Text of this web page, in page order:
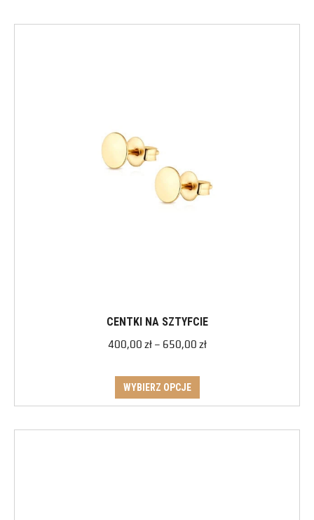
CENTKI NA SZTYFCIE
400,00 zł – 650,00 zł
WYBIERZ OPCJE